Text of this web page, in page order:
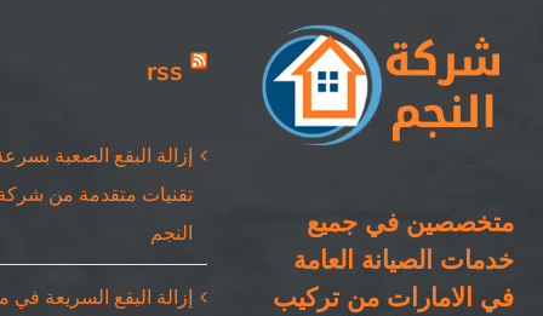
متخصصين في جميع
خدمات الصيانة العامة
في الامارات من تركيب
rss
إزالة البقع الصعبة
تقنيات متقدمة من
النجم
إزالة البقع السريعة